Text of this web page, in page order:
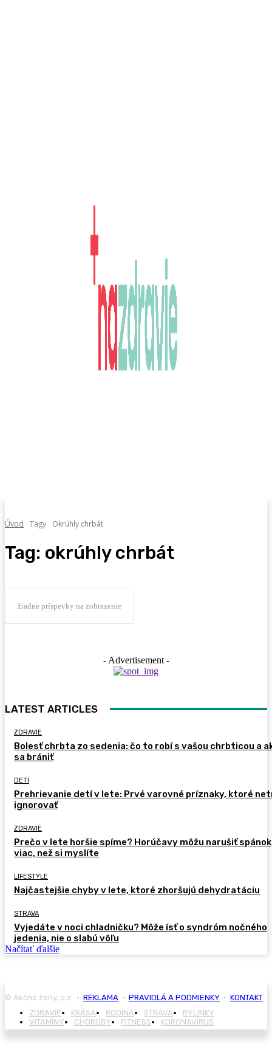
Úvod Tagy Okrúhly chrbát
Tag: okrúhly chrbát
žiadne príspevky na zobrazenie
- Advertisement -
LATEST ARTICLES
ZDRAVIE
Bolesť chrbta zo sedenia: čo to robí s vašou chrbticou a
sa brániť
DETI
Prehrievanie detí v lete: Prvé varovné príznaky, ktoré
ignorovať
ZDRAVIE
Prečo v lete horšie spíme? Horúčavy môžu narušiť spánok
viac, než si myslíte
LIFESTYLE
Najčastejšie chyby v lete, ktoré zhoršujú dehydratáciu
STRAVA
Vyjedáte v noci chladničku? Môže ísť o syndróm nočného
jedenia, nie o slabú vôľu
Načítať ďalšie
© Akčné ženy, o.z. • REKLAMA • PRAVIDLÁ A PODMIENKY • KONTAKT
ZDRAVIE
KRÁSA RODINA STRAVA
BYLINKY
VITAMÍNY
CHOROBY FITNESS KORONAVÍRUS